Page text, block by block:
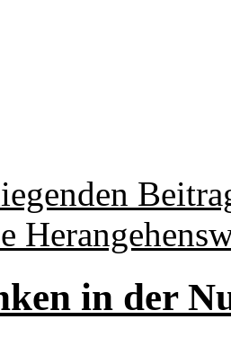
in der